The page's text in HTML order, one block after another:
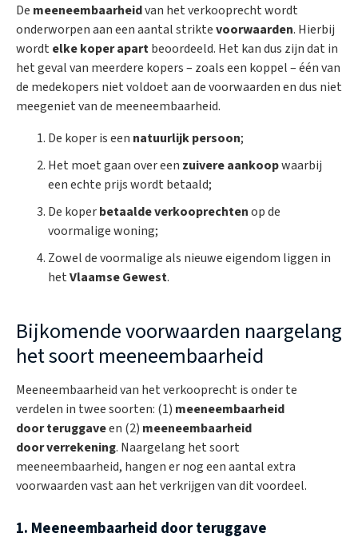
De meeneembaarheidvan het verkooprecht wordt
onderworpen aan een aantal striktevoorwaarden. Hierbij
wordt elke koper apartbeoordeeld. Het kan dus zijn dat in
het geval van meerdere kopers – zoals een koppel – één van
de medekopers niet voldoet aan de voorwaarden en dus niet
meegeniet van de meeneembaarheid.
De koper is een natuurlijk persoon;
Het moet gaan over een zuivere aankoopwaarbij
een echte prijs wordt betaald;
De koperbetaalde verkooprechtenop de
voormalige woning;
Zowel de voormalige als nieuwe eigendom liggen in
hetVlaamse Gewest.
Bijkomende voorwaarden naargelang
het soort meeneembaarheid
Meeneembaarheid van het verkooprecht is onder te
verdelen in twee soorten: (1) meeneembaarheid
door teruggaveen (2) meeneembaarheid
door verrekening. Naargelang het soort
meeneembaarheid, hangen er nog een aantal extra
voorwaarden vast aan het verkrijgen van dit voordeel.
1. Meeneembaarheid door teruggave